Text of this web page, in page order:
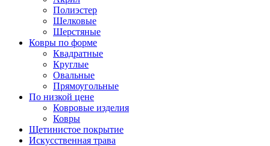
Полиэстер
Шелковые
Шерстяные
Ковры по форме
Квадратные
Круглые
Овальные
Прямоугольные
По низкой цене
Ковровые изделия
Ковры
Щетинистое покрытие
Искусственная трава